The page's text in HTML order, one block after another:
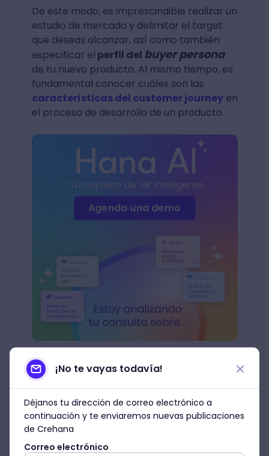
De este modo, es imprescindible realizar un
estudio de mercado y delimitar el target
que deseas alcanzar, así como también
especificar el perfil del buyer persona
de tu nuevo producto. Al mismo tiempo, es
fundamental conocer cuáles son las
características del customer journeyen
el proceso de desarrollo de un producto.
Agenda una demo
4. LLeva a cabo un análisis de
mercado para diseñar tu
producto
Posteriormente, dicha idea de diseño de
producto tiene que ser correctamente
planificada, teniendo en cuenta datos
¡No te vayas todavía!
Déjanos tu dirección de correo electrónico a
continuación y te enviaremos nuevas publicaciones
de Crehana
Correo electrónico